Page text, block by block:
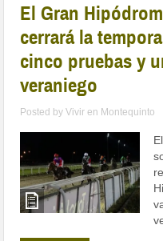
El Gran
cerrará la
cinco pruebas y
veraniego
Posted byVivir en Montequinto